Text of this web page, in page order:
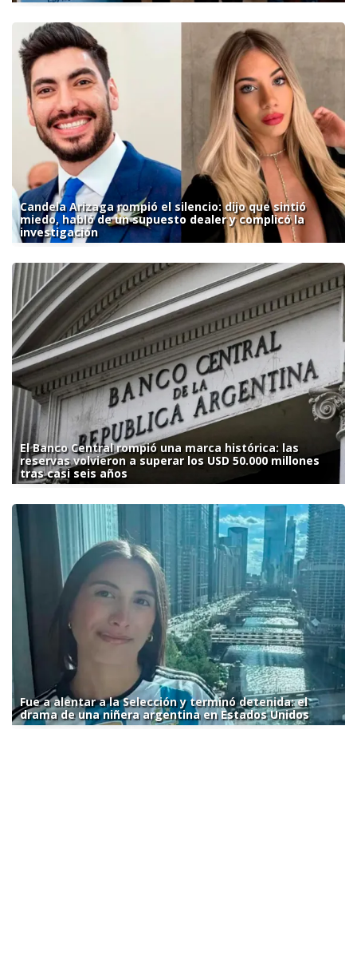
Candela Arizaga rompió el silencio: dijo que sintió
miedo, habló de un supuesto dealer y complicó la
investigación
El Banco Central rompió una marca histórica: las
reservas volvieron a superar los USD 50.000 millones
tras casi seis años
Fue a alentar a la Selección y terminó detenida: el
drama de una niñera argentina en Estados Unidos